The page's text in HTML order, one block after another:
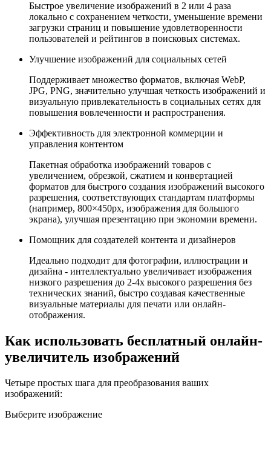
Быстрое увеличение изображений в 2 или 4 раза
локально с сохранением четкости, уменьшение времени
загрузки страниц и повышение удовлетворенности
пользователей и рейтингов в поисковых системах.
Улучшение изображений для социальных сетей
Поддерживает множество форматов, включая WebP,
JPG, PNG, значительно улучшая четкость изображений и
визуальную привлекательность в социальных сетях для
повышения вовлеченности и распространения.
Эффективность для электронной коммерции и
управления контентом
Пакетная обработка изображений товаров с
увеличением, обрезкой, сжатием и конвертацией
форматов для быстрого создания изображений высокого
разрешения, соответствующих стандартам платформы
(например, 800×450px, изображения для большого
экрана), улучшая презентацию при экономии времени.
Помощник для создателей контента и дизайнеров
Идеально подходит для фотографии, иллюстрации и
дизайна - интеллектуально увеличивает изображения
низкого разрешения до 2-4x высокого разрешения без
технических знаний, быстро создавая качественные
визуальные материалы для печати или онлайн-
отображения.
Как использовать бесплатный онлайн-
увеличитель изображений
Четыре простых шага для преобразования ваших
изображений:
Выберите изображение